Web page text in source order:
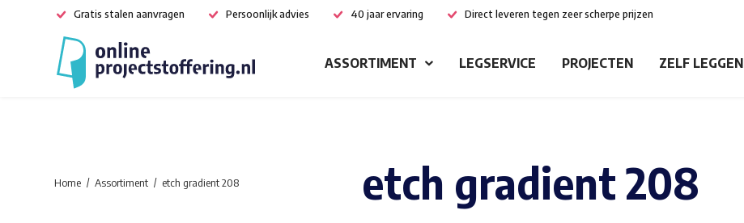
Gratis stalen aanvragen Persoonlijk advies 40 jaar ervaring Direct leveren tegen zeer scherpe prijzen
ASSORTIMENT LEGSERVICE PROJECTEN ZELF LEGGEN
etch gradient 208
Home Assortiment etch gradient 208